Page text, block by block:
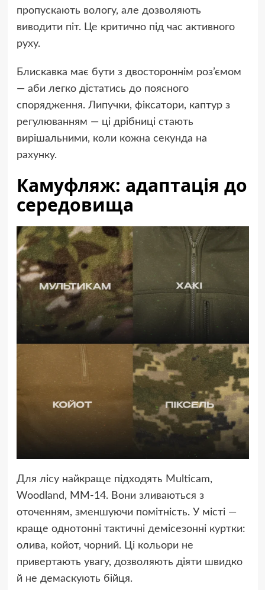
пропускають вологу, але дозволяють
виводити піт. Це критично під час активного
руху.
Блискавка має бути з двостороннім роз’ємом
— аби легко дістатись до поясного
спорядження. Липучки, фіксатори, каптур з
регулюванням — ці дрібниці стають
вирішальними, коли кожна секунда на
рахунку.
Камуфляж: адаптація до
середовища
Для лісу найкраще підходять Multicam,
Woodland, MM-14. Вони зливаються з
оточенням, зменшуючи помітність. У місті —
краще однотонні тактичні демісезонні куртки:
олива, койот, чорний. Ці кольори не
привертають увагу, дозволяють діяти швидко
й не демаскують бійця.